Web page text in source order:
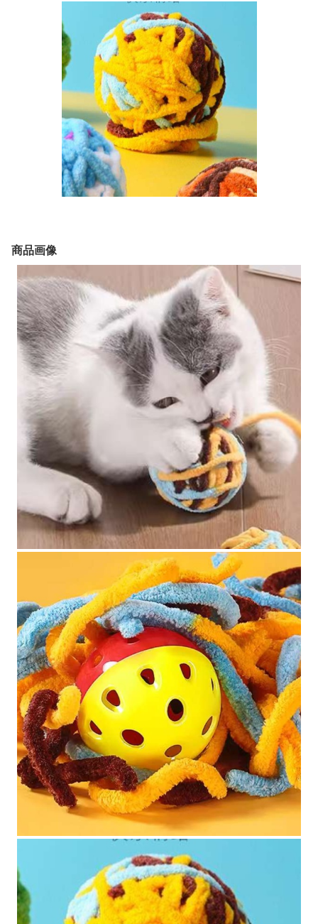
商品画像